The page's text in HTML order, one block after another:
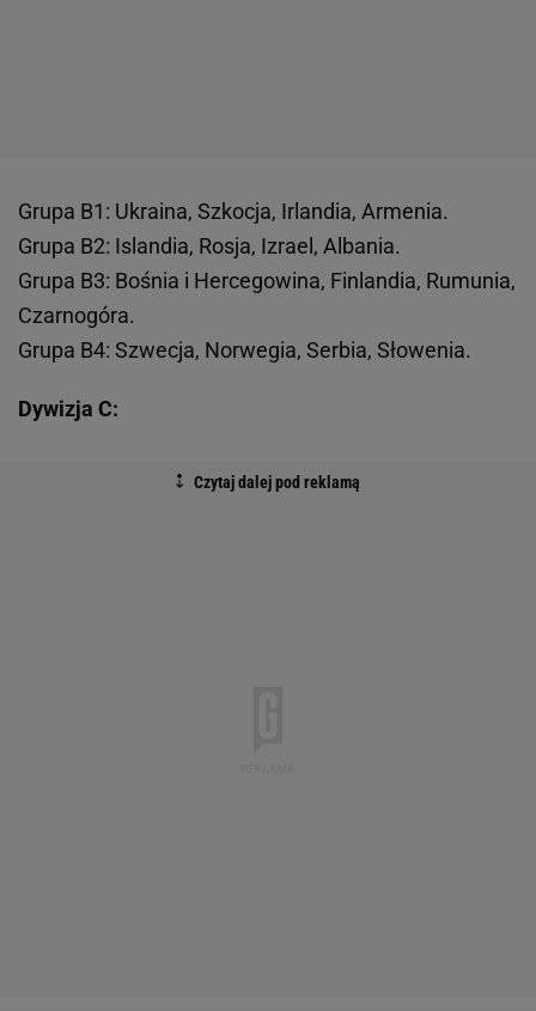
Grupa B1: Ukraina, Szkocja, Irlandia, Armenia.
Grupa B2: Islandia, Rosja, Izrael, Albania.
Grupa B3: Bośnia i Hercegowina, Finlandia, Rumunia,
Czarnogóra.
Grupa B4: Szwecja, Norwegia, Serbia, Słowenia.
Dywizja C: